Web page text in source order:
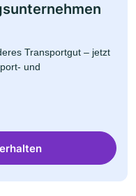
Transportgut – jetzt
und